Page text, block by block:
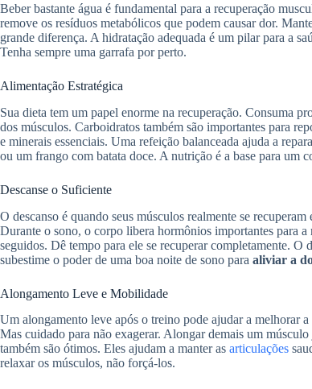
Beber bastante água é fundamental para a recuperação
remove os resíduos metabólicos que podem causar dor.
grande diferença. A hidratação adequada é um pilar para a
Tenha sempre uma garrafa por perto.
Alimentação Estratégica
Sua dieta tem um papel enorme na recuperação. Consuma
dos músculos. Carboidratos também são importantes para
e minerais essenciais. Uma refeição balanceada ajuda a
ou um frango com batata doce. A nutrição é a base para um
Descanse o Suficiente
O descanso é quando seus músculos realmente se
Durante o sono, o corpo libera hormônios importantes para
seguidos. Dê tempo para ele se recuperar completamente.
subestime o poder de uma boa noite de sono para aliviar a
Alongamento Leve e Mobilidade
Um alongamento leve após o treino pode ajudar a melhorar
Mas cuidado para não exagerar. Alongar demais um
também são ótimos. Eles ajudam a manter as articulações
relaxar os músculos, não forçá-los.